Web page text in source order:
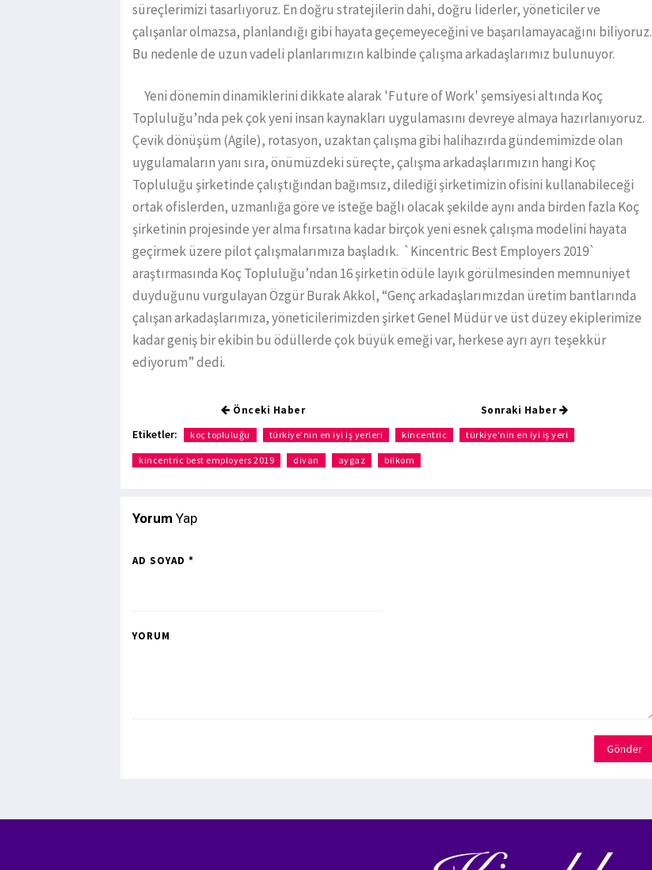
süreçlerimizi tasarlıyoruz. En doğru stratejilerin dahi, doğru liderler, yöneticiler ve
çalışanlar olmazsa, planlandığı gibi hayata geçemeyeceğini ve başarılamayacağını biliyoruz.
Bu nedenle de uzun vadeli planlarımızın kalbinde çalışma arkadaşlarımız bulunuyor.
Yeni dönemin dinamiklerini dikkate alarak 'Future of Work' şemsiyesi altında Koç
Topluluğu’nda pek çok yeni insan kaynakları uygulamasını devreye almaya hazırlanıyoruz.
Çevik dönüşüm (Agile), rotasyon, uzaktan çalışma gibi halihazırda gündemimizde olan
uygulamaların yanı sıra, önümüzdeki süreçte, çalışma arkadaşlarımızın hangi Koç
Topluluğu şirketinde çalıştığından bağımsız, dilediği şirketimizin ofisini kullanabileceği
ortak ofislerden, uzmanlığa göre ve isteğe bağlı olacak şekilde aynı anda birden fazla Koç
şirketinin projesinde yer alma fırsatına kadar birçok yeni esnek çalışma modelini hayata
geçirmek üzere pilot çalışmalarımıza başladık. `Kincentric Best Employers 2019`
araştırmasında Koç Topluluğu’ndan 16 şirketin ödüle layık görülmesinden memnuniyet
duyduğunu vurgulayan Özgür Burak Akkol, “Genç arkadaşlarımızdan üretim bantlarında
çalışan arkadaşlarımıza, yöneticilerimizden şirket Genel Müdür ve üst düzey ekiplerimize
kadar geniş bir ekibin bu ödüllerde çok büyük emeği var, herkese ayrı ayrı teşekkür
ediyorum” dedi.
Önceki Haber Sonraki Haber
Etiketler: koç topluluğu türkiye’nin en iyi iş yerleri kincentric türkiye’nin en iyi iş yeri
kincentric best employers 2019 divan aygaz bilkom
Yorum Yap
AD SOYAD *
YORUM
Gönder